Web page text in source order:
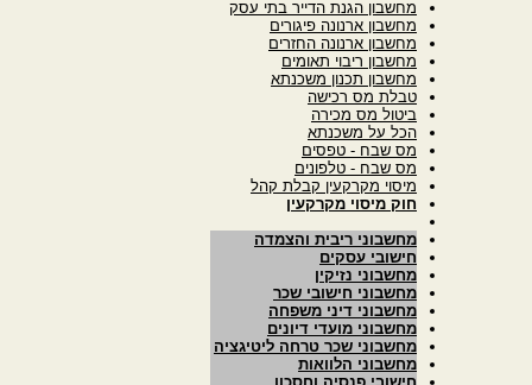
מחשבון הגנת הדייר בתי עסק
מחשבון ארנונה פיגורים
מחשבון ארנונה החזרים
מחשבון ריבוי תאומים
מחשבון תכנון משכנתא
טבלת מס רכישה
ביטול מס מכירה
הכל על משכנתא
מס שבח - טפסים
מס שבח - טלפונים
מיסוי מקרקעין קבלת קהל
חוק מיסוי מקרקעין
מחשבוני ריבית והצמדה
חישובי עסקים
מחשבוני נזיקין
מחשבוני חישובי שכר
מחשבוני דיני משפחה
מחשבוני מועדי דיונים
מחשבוני שכר טרחה ליטיגציה
מחשבוני הלוואות